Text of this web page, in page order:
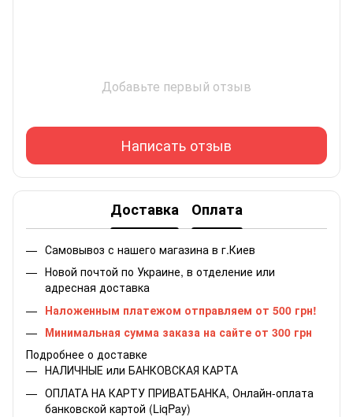
Добавьте первый отзыв
Написать отзыв
Доставка Оплата
Самовывоз с нашего магазина в г.Киев
Новой почтой по Украине, в отделение или
адресная доставка
Наложенным платежом отправляем от 500 грн!
Минимальная сумма заказа на сайте от 300 грн
Подробнее о доставке
НАЛИЧНЫЕ или БАНКОВСКАЯ КАРТА
ОПЛАТА НА КАРТУ ПРИВАТБАНКА, Онлайн-оплата
банковской картой (LiqPay)